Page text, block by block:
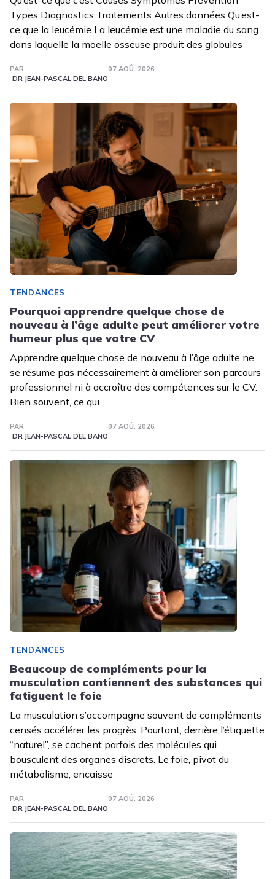
Types Diagnostics Traitements Autres données Qu’est-
ce que la leucémie La leucémie est une maladie du sang
dans laquelle la moelle osseuse produit des globules
PAR
DR JEAN-PASCAL DEL BANO
07 AOÛ. 2026
TENDANCES
Pourquoi apprendre quelque chose de
nouveau à l’âge adulte peut améliorer votre
humeur plus que votre CV
Apprendre quelque chose de nouveau à l’âge adulte ne
se résume pas nécessairement à améliorer son parcours
professionnel ni à accroître des compétences sur le CV.
Bien souvent, ce qui
PAR
DR JEAN-PASCAL DEL BANO
07 AOÛ. 2026
TENDANCES
Beaucoup de compléments pour la
musculation contiennent des substances qui
fatiguent le foie
La musculation s’accompagne souvent de compléments
censés accélérer les progrès. Pourtant, derrière l’étiquette
“naturel”, se cachent parfois des molécules qui
bousculent des organes discrets. Le foie, pivot du
métabolisme, encaisse
PAR
DR JEAN-PASCAL DEL BANO
07 AOÛ. 2026